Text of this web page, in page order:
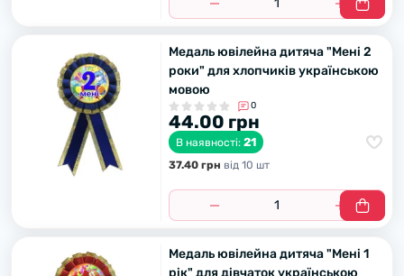
Медаль ювілейна дитяча "Мені 2
роки" для хлопчиків українською
мовою
0
44.00 грн
В наявності: 21
37.40 грн вiд 10 шт
Медаль ювілейна дитяча "Мені 1
рік" для дівчаток українською